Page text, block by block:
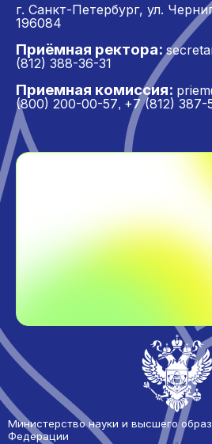
г. Санкт-Петербург, ул.
196084
Приёмная ректора:
(812) 388-36-31
Приемная комиссия:
(800) 200-00-57, +7 (812) 387-
Министерство науки и высшего
Федерации